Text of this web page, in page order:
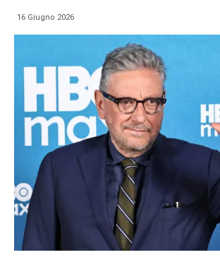
16 Giugno 2026